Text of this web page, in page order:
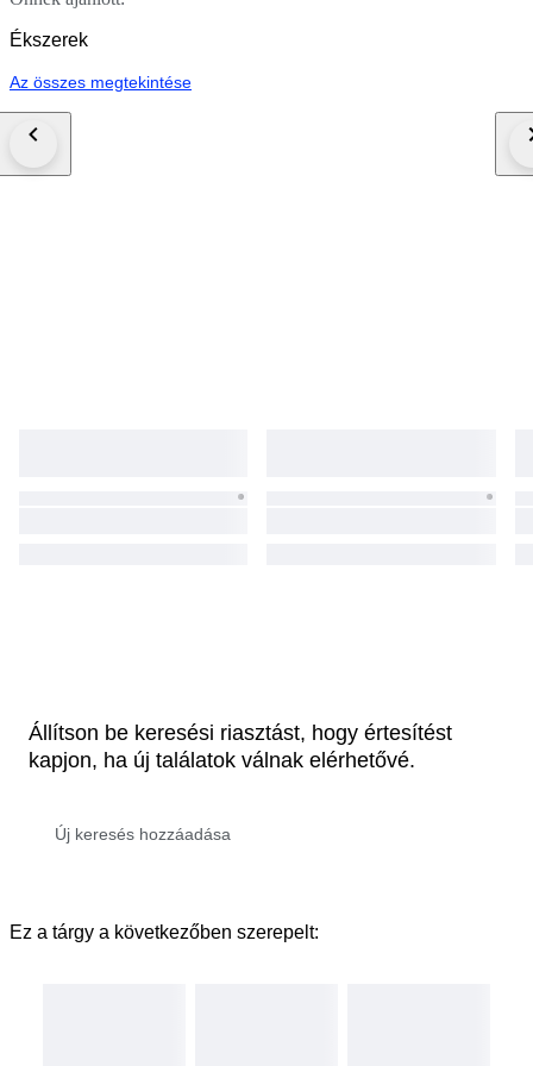
Ékszerek
Az összes megtekintése
Állítson be keresési riasztást, hogy értesítést
kapjon, ha új találatok válnak elérhetővé.
Ez a tárgy a következőben szerepelt: